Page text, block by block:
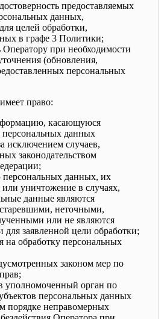
предоставляемых
данных,
целей обработки,
в графе 3 Политики;
Оператору при необходимости
(обновления,
персональных
право:
касающуюся
персональных данных
исключением случаев,
законодательством
персональных данных, их
уничтожение в случаях,
данные являются
неточными,
или не являются
заявленной цели обработки;
на обработку персональных
законом мер по
уполномоченный орган по
персональных данных
порядке неправомерных